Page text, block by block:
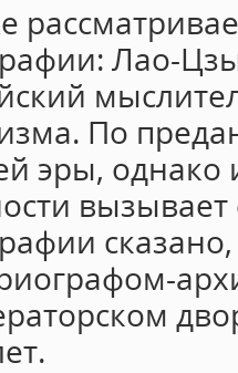
Лао-
По
эры, однако